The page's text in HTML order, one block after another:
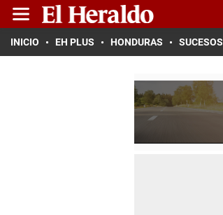
INICIO EH PLUS HONDURAS SUCESOS